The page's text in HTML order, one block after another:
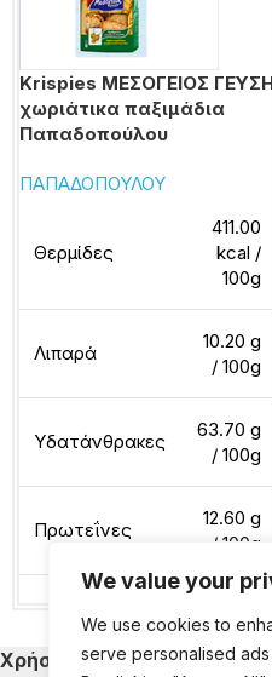
We value your
We use cookies to
serve personalised
Krispies ΜΕΣΟΓΕΙΟΣ
χωριάτικα παξιμάδια
Παπαδοπούλου
ΠΑΠΑΔΟΠΟΥΛΟΥ
Θερμίδες
411.00
kcal /
100g
Λιπαρά
10.20 g
/ 100g
Υδατάνθρακες
63.70 g
/ 100g
Πρωτεΐνες
12.60 g
/ 100g
Χρήσιμα